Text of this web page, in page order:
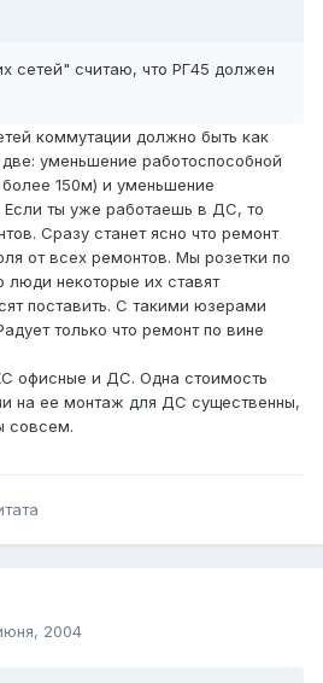
сетей" считаю, что РГ45 должен
коммутации должно быть как
уменьшение работоспособной
150м) и уменьшение
Если ты уже работаешь в ДС, то
Сразу станет ясно что ремонт
от всех ремонтов. Мы розетки по
некоторые их ставят
поставить. С такими юзерами
только что ремонт по вине
офисные и ДС. Одна стоимость
на ее монтаж для ДС существенны,
совсем.
2004